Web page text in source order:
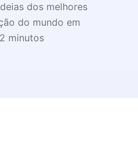
dos melhores
do mundo em
minutos